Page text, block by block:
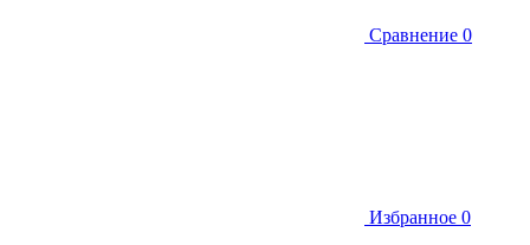
Сравнение 0
Избранное 0